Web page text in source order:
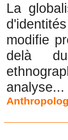
La
modifie
delà
analyse...